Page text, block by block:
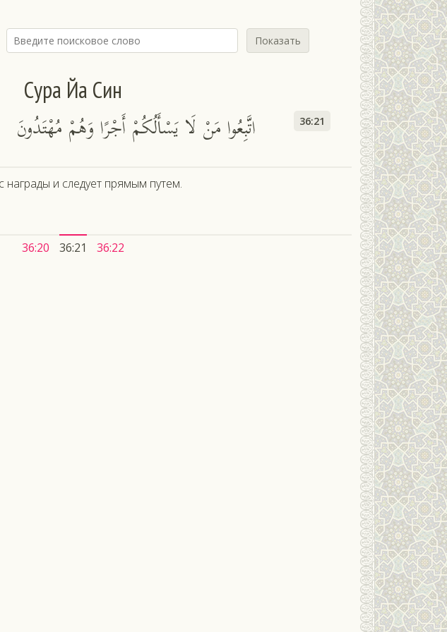
Показать
Сура Йа Син
اتَّبِعُوا مَنْ لَا يَسْأَلُكُمْ أَجْرًا وَهُمْ مُهْتَدُونَ 36:21
награды и следует прямым путем.
36:20 36:21 36:22